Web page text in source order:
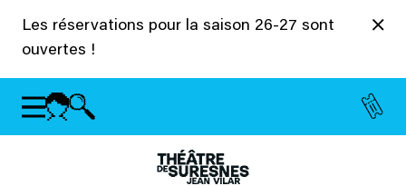
Les réservations pour la saison 26-27 sont
ouvertes !